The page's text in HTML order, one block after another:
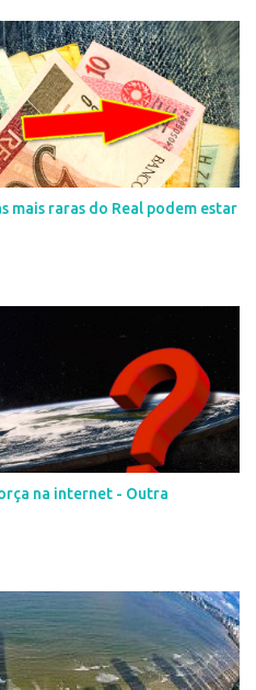
mais raras do Real podem estar
na internet - Outra